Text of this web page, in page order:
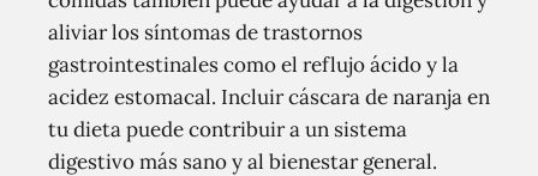
aliviar los síntomas de trastornos
gastrointestinales como el reflujo ácido y la
acidez estomacal. Incluir cáscara de naranja en
tu dieta puede contribuir a un sistema
digestivo más sano y al bienestar general.